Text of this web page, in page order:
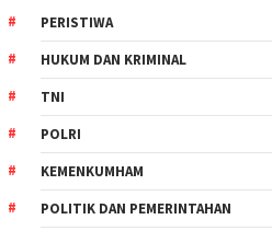
PERISTIWA
HUKUM DAN KRIMINAL
TNI
POLRI
KEMENKUMHAM
POLITIK DAN PEMERINTAHAN